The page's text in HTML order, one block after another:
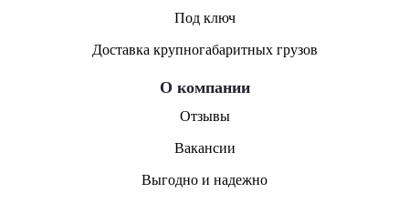
Под ключ
Доставка крупногабаритных грузов
О компании
Отзывы
Вакансии
Выгодно и надежно